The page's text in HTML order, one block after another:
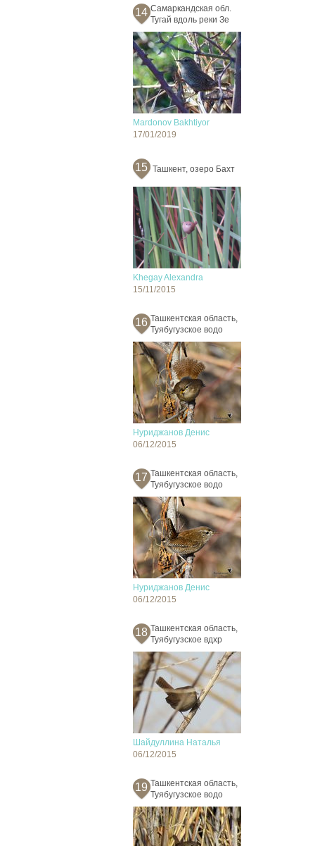
14 Самаркандская обл.
Тугай вдоль реки Зе
Mardonov Bakhtiyor
17/01/2019
15 Ташкент, озеро Бахт
Khegay Alexandra
15/11/2015
16 Ташкентская область,
Туябугузское водо
Нуриджанов Денис
06/12/2015
17 Ташкентская область,
Туябугузское водо
Нуриджанов Денис
06/12/2015
18 Ташкентская область,
Туябугузское вдхр
Шайдуллина Наталья
06/12/2015
19 Ташкентская область,
Туябугузское водо